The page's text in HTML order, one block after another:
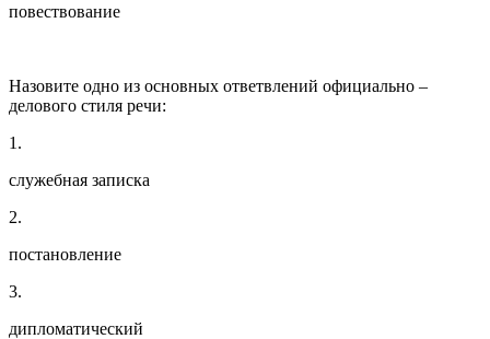
повествование
Назовите одно из основных ответвлений официально –
делового стиля речи:
1.
служебная записка
2.
постановление
3.
дипломатический